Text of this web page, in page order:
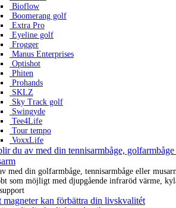
Bioflow
Boomerang golf
Extra Pro
Eyeline golf
Frogger
Manus Enterprises
Optishot
Phiten
Prohands
SKLZ
Sky Track golf
Swingyde
Tee4Life
Tour tempo
VoxxLife
du av med din tennisarmbåge,
med din golfarmbåge, tennisarmbåge eller
som möjligt med djupgående infraröd värme,
magneter kan förbättra din livskvalitét